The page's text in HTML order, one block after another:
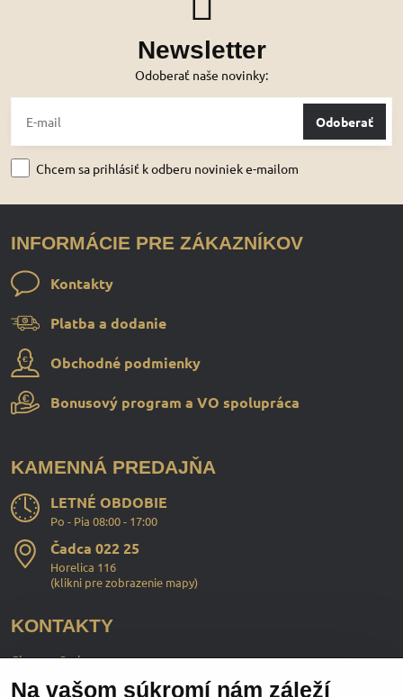
Newsletter
Odoberať naše novinky:
Odoberať
Chcem sa prihlásiť k odberu noviniek e-mailom
INFORMÁCIE PRE ZÁKAZNÍKOV
Kontakty
Platba a dodanie
Obchodné podmienky
Bonusový program a VO spolupráca
KAMENNÁ PREDAJŇA
LETNÉ OBDOBIE
Po - Pia 08:00 - 17:00
Čadca 022 25
Horelica 116
(klikni pre zobrazenie mapy)
KONTAKTY
ChopperStyle s.r.o.
Ing. Martin Murčo
Na vašom súkromí nám záleží